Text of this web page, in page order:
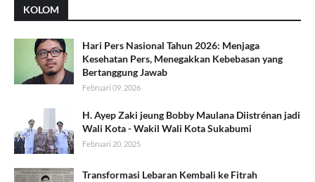
KOLOM
Hari Pers Nasional Tahun 2026: Menjaga
Kesehatan Pers, Menegakkan Kebebasan yang
Bertanggung Jawab
Februari 09, 2026
H. Ayep Zaki jeung Bobby Maulana Diistrénan jadi
Wali Kota - Wakil Wali Kota Sukabumi
Februari 20, 2025
Transformasi Lebaran Kembali ke Fitrah